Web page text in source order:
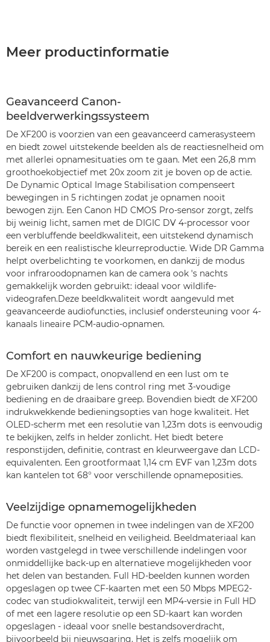
Meer productinformatie
Geavanceerd Canon-
beeldverwerkingssysteem
De XF200 is voorzien van een geavanceerd camerasysteem
en biedt zowel uitstekende beelden als de reactiesnelheid om
met allerlei opnamesituaties om te gaan. Met een 26,8 mm
groothoekobjectief met 20x zoom zit je boven op de actie.
De Dynamic Optical Image Stabilisation compenseert
bewegingen in 5 richtingen zodat je opnamen nooit
bewogen zijn. Een Canon HD CMOS Pro-sensor zorgt, zelfs
bij weinig licht, samen met de DIGIC DV 4-processor voor
een verbluffende beeldkwaliteit, een uitstekend dynamisch
bereik en een realistische kleurreproductie. Wide DR Gamma
helpt overbelichting te voorkomen, en dankzij de modus
voor infraroodopnamen kan de camera ook 's nachts
gemakkelijk worden gebruikt: ideaal voor wildlife-
videografen.Deze beeldkwaliteit wordt aangevuld met
geavanceerde audiofuncties, inclusief ondersteuning voor 4-
kanaals lineaire PCM-audio-opnamen.
Comfort en nauwkeurige bediening
De XF200 is compact, onopvallend en een lust om te
gebruiken dankzij de lens control ring met 3-voudige
bediening en de draaibare greep. Bovendien biedt de XF200
indrukwekkende bedieningsopties van hoge kwaliteit. Het
OLED-scherm met een resolutie van 1,23m dots is eenvoudig
te bekijken, zelfs in helder zonlicht. Het biedt betere
responstijden, definitie, contrast en kleurweergave dan LCD-
equivalenten. Een grootformaat 1,14 cm EVF van 1,23m dots
kan kantelen tot 68° voor verschillende opnameposities.
Veelzijdige opnamemogelijkheden
De functie voor opnemen in twee indelingen van de XF200
biedt flexibiliteit, snelheid en veiligheid. Beeldmateriaal kan
worden vastgelegd in twee verschillende indelingen voor
onmiddellijke back-up en alternatieve mogelijkheden voor
het delen van bestanden. Full HD-beelden kunnen worden
opgeslagen op twee CF-kaarten met een 50 Mbps MPEG2-
codec van studiokwaliteit, terwijl een MP4-versie in Full HD
of met een lagere resolutie op een SD-kaart kan worden
opgeslagen - ideaal voor snelle bestandsoverdracht,
bijvoorbeeld bij nieuwsgaring. Het is zelfs mogelijk om